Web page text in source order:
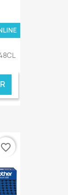
favorite_border